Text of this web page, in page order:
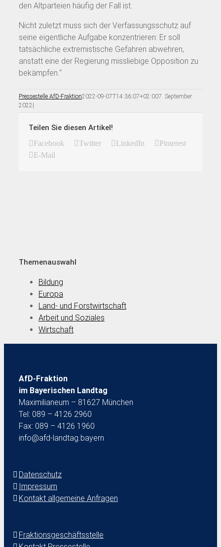
den Altparteien häufig der Fall ist.
Nicht zuletzt muss sich der Verfassungsschutz auf
seine eigentliche Aufgabe konzentrieren: Er soll
tatsächliche extremistische Gefahren abwehren,
anstatt eine der Regierung missliebige Opposition zu
bekämpfen.“
Pressestelle AfD-Fraktion2022-09-07T14:36:07+02:007. September
2022 |
Teilen Sie diesen Artikel!
Facebook Twitter LinkedIn
Pinterest
E-Mail
Themenauswahl
Bildung
Europa
Land- und Forstwirtschaft
Arbeit und Soziales
Wirtschaft
AfD-Fraktion
im Bayerischen Landtag
Maximilianeum – 81627 München
Tel: 089 – 4126 2960
Fax: 089 – 4126 1960
info@afd-landtag.bayern
Datenschutz
Impressum
Kontakt allgemeine Anfragen
Fraktionsgeschäftsstelle